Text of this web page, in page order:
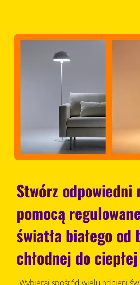
Stwórz odpowiedni
pomocą
światła białego od
chłodnej do ciepłej
Wybieraj spośród wielu odcieni